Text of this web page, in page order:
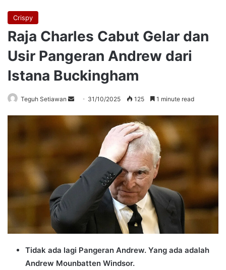
Crispy
Raja Charles Cabut Gelar dan
Usir Pangeran Andrew dari
Istana Buckingham
Teguh Setiawan
Send
email
31/10/2025 125 1 minute read
Tidak ada lagi Pangeran Andrew. Yang ada adalah
Andrew Mounbatten Windsor.